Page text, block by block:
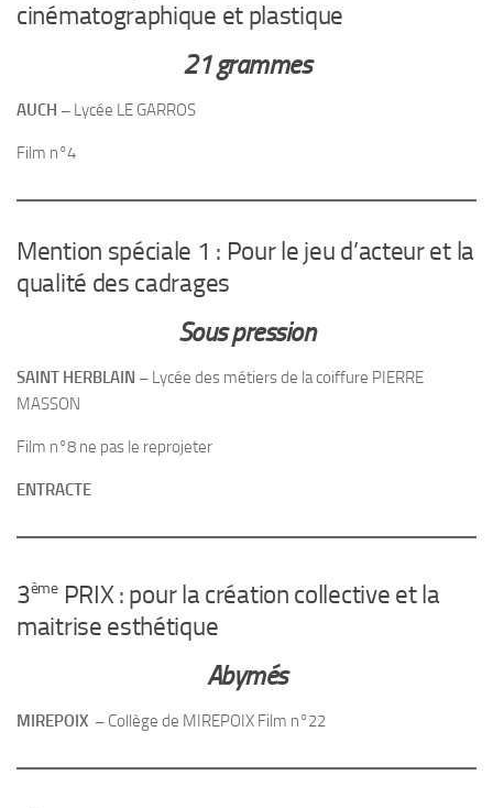
cinématographique et plastique
21 grammes
AUCH – Lycée LE GARROS
Film n°4
Mention spéciale 1 : Pour le jeu d’acteur et la
qualité des cadrages
Sous pression
SAINT HERBLAIN – Lycée des métiers de la coiffure PIERRE
MASSON
Film n°8 ne pas le reprojeter
ENTRACTE
3èmePRIX : pour la création collective et la
maitrise esthétique
Abymés
MIREPOIX – Collège de MIREPOIX Film n°22